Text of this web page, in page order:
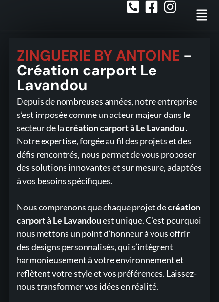
ZINGUERIE BY ANTOINE -
Création carport Le
Lavandou
Depuis de nombreuses années, notre entreprise
s’est imposée comme un acteur majeur dans le
secteur de lacréation carportà Le Lavandou .
Notre expertise, forgée au fil des projets et des
défis rencontrés, nous permet de vous proposer
des solutions innovantes et sur mesure, adaptées
à vos besoins spécifiques.
Nous comprenons que chaque projet decréation
carport à Le Lavandouest unique. C’est pourquoi
nous mettons un point d’honneur à vous offrir
des designs personnalisés, qui s’intègrent
harmonieusement à votre environnement et
reflètent votre style et vos préférences. Laissez-
nous transformer vos idées en réalité.